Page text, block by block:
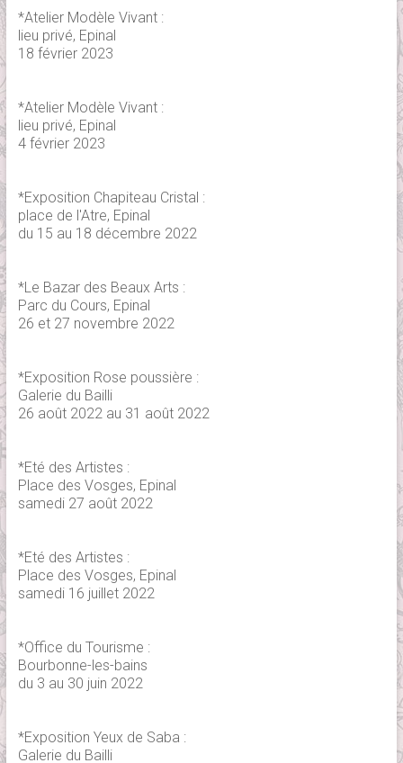
*Atelier Modèle Vivant :
lieu privé, Epinal
18 février 2023
*Atelier Modèle Vivant :
lieu privé, Epinal
4 février 2023
*Exposition Chapiteau Cristal :
place de l'Atre, Epinal
du 15 au 18 décembre 2022
*Le Bazar des Beaux Arts :
Parc du Cours, Epinal
26 et 27 novembre 2022
*Exposition Rose poussière :
Galerie du Bailli
26 août 2022 au 31 août 2022
*Eté des Artistes :
Place des Vosges, Epinal
samedi 27 août 2022
*Eté des Artistes :
Place des Vosges, Epinal
samedi 16 juillet 2022
*Office du Tourisme :
Bourbonne-les-bains
du 3 au 30 juin 2022
*Exposition Yeux de Saba :
Galerie du Bailli